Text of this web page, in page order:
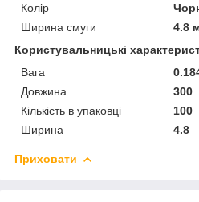
Колір
Ширина смуги
4.8
Користувальницькі
Вага
Довжина
300
Кількість в упаковці
100
Ширина
4.8
Приховати